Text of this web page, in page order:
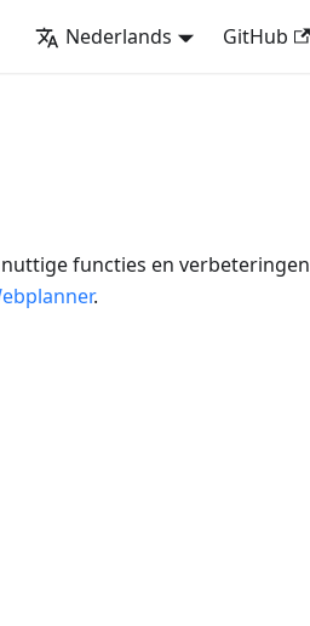
Nederlands GitHub
functies en verbeteringen
.